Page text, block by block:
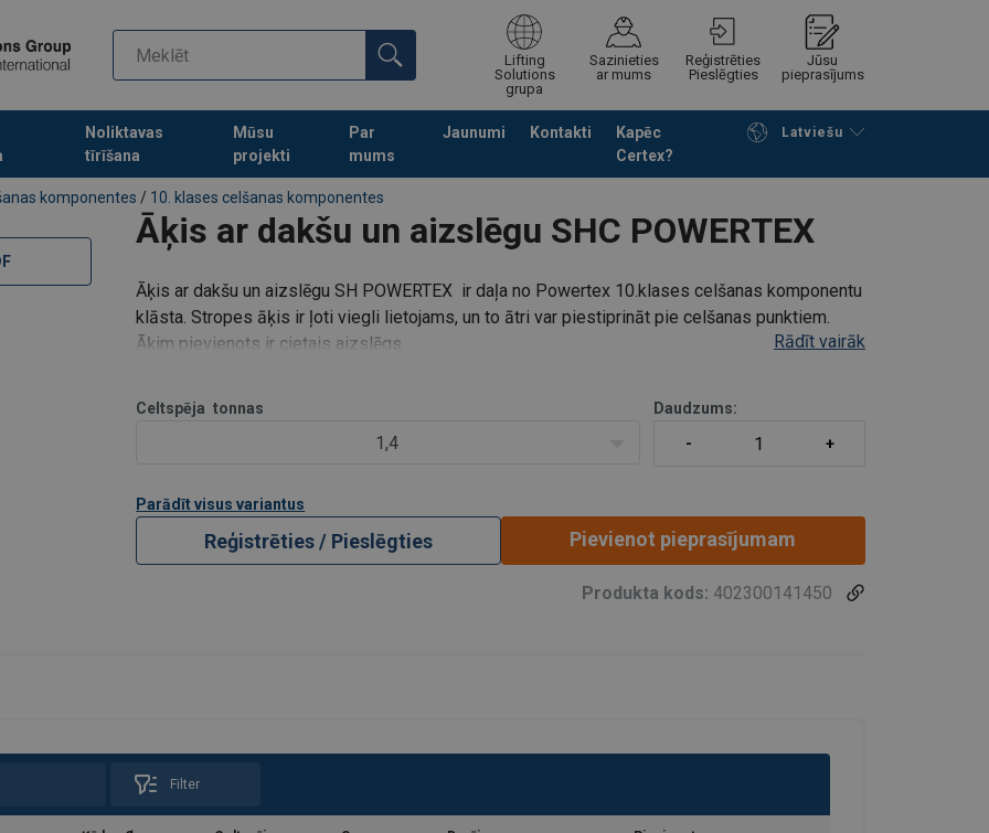
Lifting
Solutions
grupa
Sazinieties
ar mums
Reģistrēties
Pieslēgties
Jūsu
pieprasījums
Noliktavas
tīrīšana
Mūsu
projekti
Par
mums
Jaunumi Kontakti
Kapēc
Certex?
Latviešu
Turpināt meklēt preces Noformēt piedāvājuma pieprasījumu
komponentes / 10. klases celšanas komponentes
Āķis ar dakšu un aizslēgu SHC POWERTEX
Āķis ar dakšu un aizslēgu SH POWERTEX ir daļa no Powertex 10.klases celšanas komponentu
klāsta. Stropes āķis ir ļoti viegli lietojams, un to ātri var piestiprināt pie celšanas punktiem.
Āķim pievienots ir cietais aizslēgs.
Powertex 10.kl
Rādīt vairāk
Celtspēja tonnas
1,4
Daudzums:
Parādīt visus variantus
Reģistrēties / Pieslēgties Pievienot pieprasījumam
Produkta kods: 402300141450
Filter